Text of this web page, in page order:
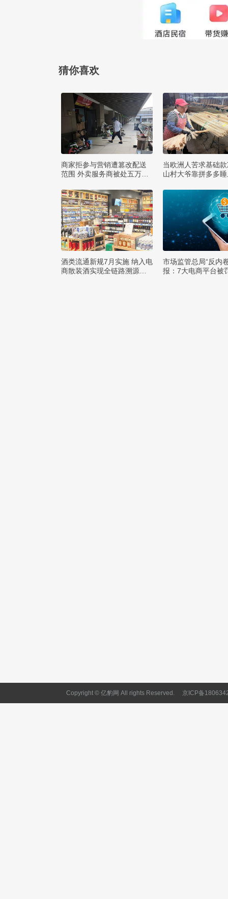
猜你喜欢
商家拒参与营销遭篡改配送
范围 外卖服务商被处五万罚
当欧洲人苦求基础
山村大爷靠拼多多
酒类流通新规7月实施 纳入电
商散装酒实现全链路溯源监
市场监管总局“反内
报：7大电商平台被
Copyright © 亿豹网 All rights Reserved. 京ICP备